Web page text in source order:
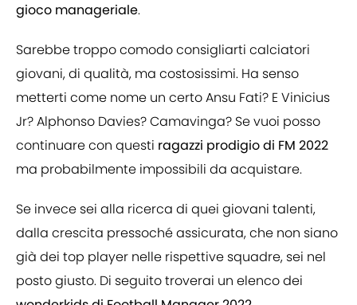
gioco manageriale.
Sarebbe troppo comodo consigliarti calciatori
giovani, di qualità, ma costosissimi. Ha senso
metterti come nome un certo Ansu Fati? E Vinicius
Jr? Alphonso Davies? Camavinga? Se vuoi posso
continuare con questi ragazzi prodigio di FM 2022
ma probabilmente impossibili da acquistare.
Se invece sei alla ricerca di quei giovani talenti,
dalla crescita pressoché assicurata, che non siano
già dei top player nelle rispettive squadre, sei nel
posto giusto. Di seguito troverai un elenco dei